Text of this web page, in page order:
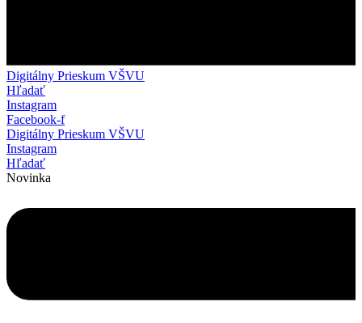
Digitálny Prieskum VŠVU
Hľadať
Instagram
Facebook-f
Digitálny Prieskum VŠVU
Instagram
Hľadať
Novinka